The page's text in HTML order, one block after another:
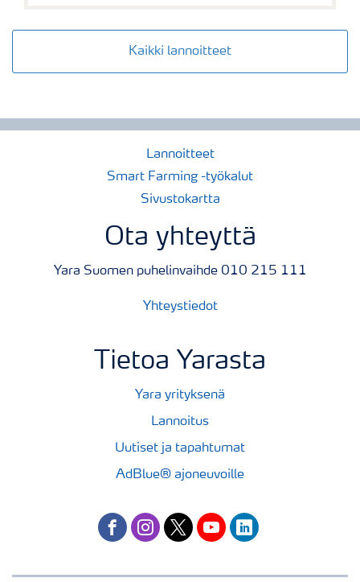
Kaikki lannoitteet
Lannoitteet
Smart Farming -työkalut
Sivustokartta
Ota yhteyttä
Yara Suomen puhelinvaihde 010 215 111
Yhteystiedot
Tietoa Yarasta
Yara yrityksenä
Lannoitus
Uutiset ja tapahtumat
AdBlue® ajoneuvoille
facebookinstagram
twitteryoutubelinkedin